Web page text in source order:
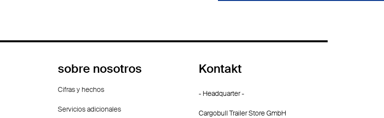
sobre nosotros
Cifras y hechos
Servicios adicionales
Kontakt
- Headquarter -
Cargobull Trailer Store GmbH